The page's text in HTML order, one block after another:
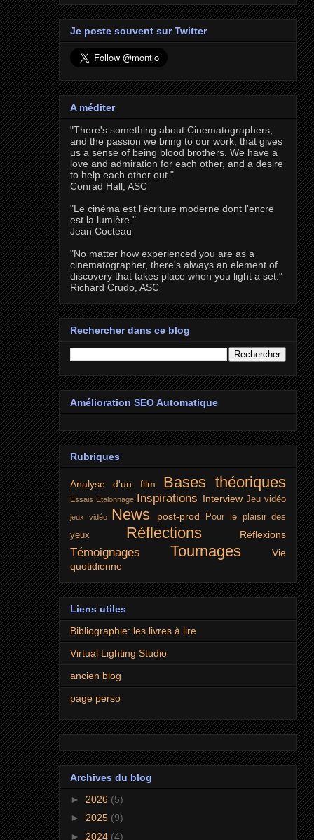
Je poste souvent sur Twitter
A méditer
"There's something about Cinematographers,
and the passion we bring to our work, that gives
us a sense of being blood brothers. We have a
love and admiration for each other, and a desire
to help each other out."
Conrad Hall, ASC
"Le cinéma est l'écriture moderne dont l'encre
est la lumière."
Jean Cocteau
"No matter how experienced you are as a
cinematographer, there's always an element of
discovery that takes place when you light a set."
Richard Crudo, ASC
Rechercher dans ce blog
Amélioration SEO Automatique
Rubriques
Analyse d'un film Bases théoriques
Essais Etalonnage Inspirations Interview Jeu vidéo
jeux vidéo News post-prod
Pour le plaisir des
yeux
Réflections Réflexions
Témoignages Tournages
Vie
quotidienne
Liens utiles
Bibliographie: les livres à lire
Virtual Lighting Studio
ancien blog
page perso
Archives du blog
► 2026 (5)
► 2025 (9)
► 2024 (4)